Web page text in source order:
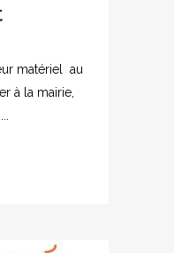
matériel au
à la mairie,